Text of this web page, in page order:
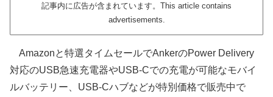
記事内に広告が含まれています。This article contains
advertisements.
Amazonと特選タイムセールでAnkerのPower Delivery
対応のUSB急速充電器やUSB-Cでの充電が可能なモバイ
ルバッテリー、USB-Cハブなどが特別価格で販売中で